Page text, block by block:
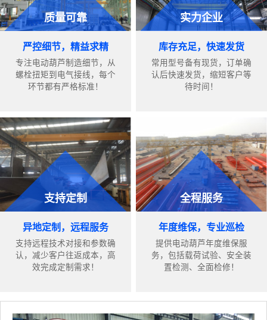
质量可靠
严控细节，精益求精
专注电动葫芦制造细节，从
螺栓扭矩到电气接线，每个
环节都有严格标准！
实力企业
库存充足，快速发货
常用型号备有现货，订单确
认后快速发货，缩短客户等
待时间！
支持定制
异地定制，远程服务
支持远程技术对接和参数确
认，减少客户往返成本，高
效完成定制需求！
全程服务
年度维保，专业巡检
提供电动葫芦年度维保服
务，包括载荷试验、安全装
置检测、全面检修！